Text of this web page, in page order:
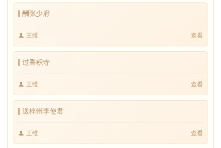
酬张少府
王维 查看
过香积寺
王维 查看
送梓州李使君
王维 查看